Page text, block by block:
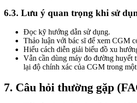
6.3. Lưu ý quan trọng khi sử
Đọc kỹ hướng dẫn sử dụng.
Thảo luận với bác sĩ để xem CGM
Hiểu cách diễn giải biểu đồ xu
Vẫn cần dùng máy đo đường huyết
lại độ chính xác của CGM trong
7. Câu hỏi thường gặp